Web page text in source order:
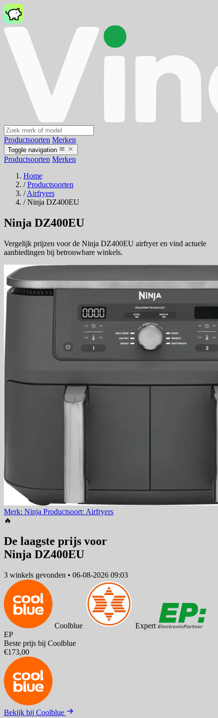
Productsoorten Merken
Toggle navigation
Productsoorten Merken
Home
/ Productsoorten
/ Airfryers
/ Ninja DZ400EU
Ninja DZ400EU
Vergelijk prijzen voor de Ninja DZ400EU airfryer en vind actuele
aanbiedingen bij betrouwbare winkels.
Merk: Ninja Productsoort: Airfryers
🔥
De laagste prijs voor
Ninja DZ400EU
3 winkels gevonden • 06-08-2026 09:03
Coolblue
Expert
EP
Beste prijs bij Coolblue
€173,00
Bekijk bij Coolblue